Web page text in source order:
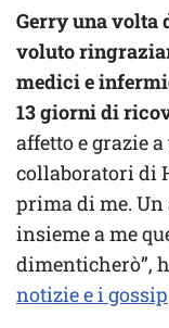
Gerry una volta
voluto
medici e
13 giorni di
affetto e grazie
collaboratori di
prima di me.
insieme a me
dimenticherò”,
notizie e i gossip